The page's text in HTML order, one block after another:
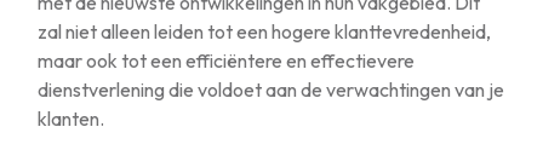
zal niet alleen leiden tot een hogere klanttevredenheid,
maar ook tot een efficiëntere en effectievere
dienstverlening die voldoet aan de verwachtingen van je
klanten.